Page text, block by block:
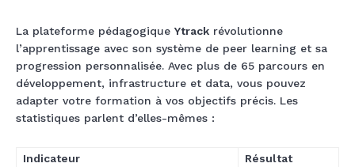
La plateforme pédagogique Ytrack révolutionne
l’apprentissage avec son système de peer learning et sa
progression personnalisée. Avec plus de 65 parcours en
développement, infrastructure et data, vous pouvez
adapter votre formation à vos objectifs précis. Les
statistiques parlent d’elles-mêmes :
Indicateur
Résultat